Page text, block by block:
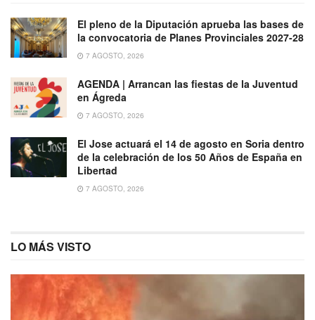
El pleno de la Diputación aprueba las bases de
la convocatoria de Planes Provinciales 2027-28
7 AGOSTO, 2026
AGENDA | Arrancan las fiestas de la Juventud
en Ágreda
7 AGOSTO, 2026
El Jose actuará el 14 de agosto en Soria dentro
de la celebración de los 50 Años de España en
Libertad
7 AGOSTO, 2026
LO MÁS VISTO